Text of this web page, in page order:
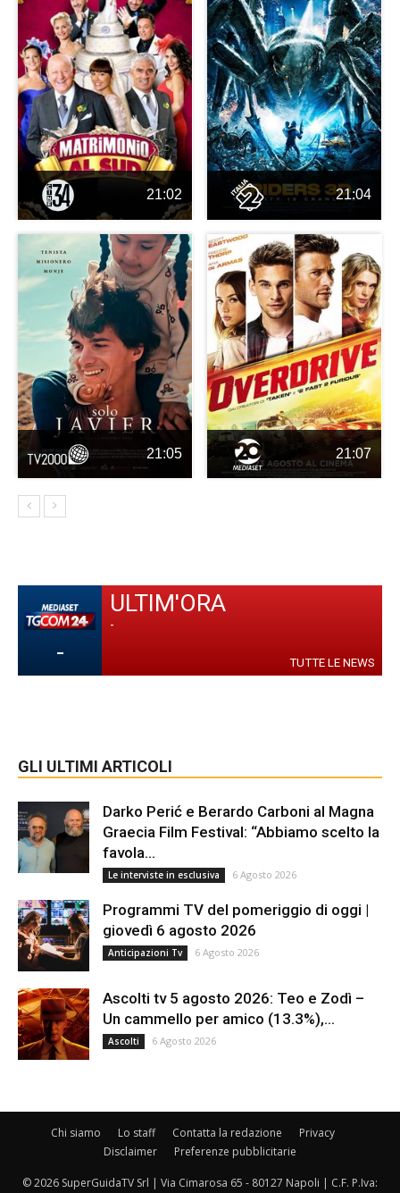
21:02 21:04
21:05 21:07
-
ULTIM'ORA
-
TUTTE LE NEWS
GLI ULTIMI ARTICOLI
Darko Perić e Berardo Carboni al Magna
Graecia Film Festival: “Abbiamo scelto la
favola...
Le interviste in esclusiva 6 Agosto 2026
Programmi TV del pomeriggio di oggi |
giovedì 6 agosto 2026
Anticipazioni Tv 6 Agosto 2026
Ascolti tv 5 agosto 2026: Teo e Zodì –
Un cammello per amico (13.3%),...
Ascolti 6 Agosto 2026
Chi siamo Lo staff Contatta la redazione
Privacy
Disclaimer
Preferenze pubblicitarie
© 2026 SuperGuidaTV Srl | Via Cimarosa 65 - 80127 Napoli | C.F. P.Iva: